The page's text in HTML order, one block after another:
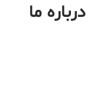
درباره ما